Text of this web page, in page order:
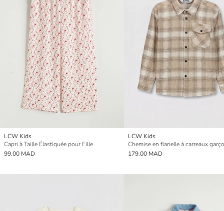
LCW Kids
Capri à Taille Élastiquée pour Fille
99.00 MAD
LCW Kids
179.00 MAD